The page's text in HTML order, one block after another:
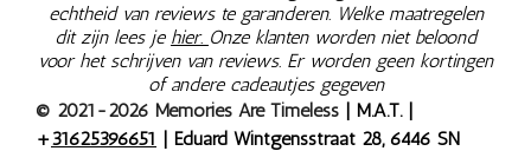
echtheid van reviews te garanderen. Welke maatregelen
dit zijn lees je hier. Onze klanten worden niet beloond
voor het schrijven van reviews. Er worden geen kortingen
of andere cadeautjes gegeven
© 2021-2026 Memories Are Timeless | M.A.T. |
+31625396651
| Eduard Wintgensstraat 28, 6446 SN